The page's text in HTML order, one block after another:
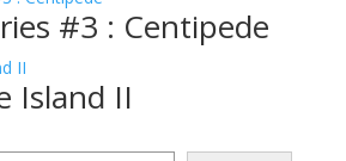
#3 : Centipede
Island II